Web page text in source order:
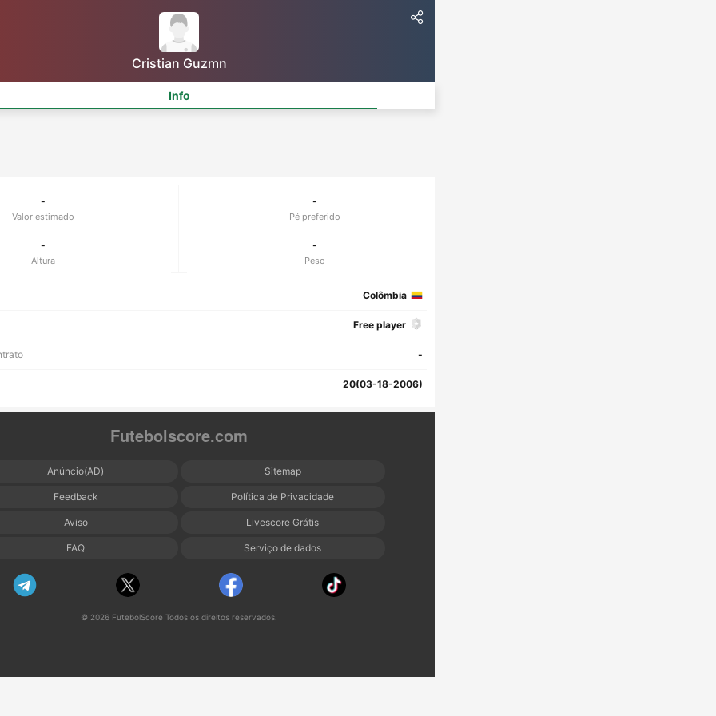
Cristian Guzmn
Info
-
Valor estimado
-
Pé preferido
-
Altura
-
Peso
Colômbia
Free player
-
20(03-18-2006)
Futebolscore.com
Anúncio(AD) Sitemap
Feedback Política de Privacidade
Aviso Livescore Grátis
FAQ Serviço de dados
© 2026 FutebolScore Todos os direitos reservados.